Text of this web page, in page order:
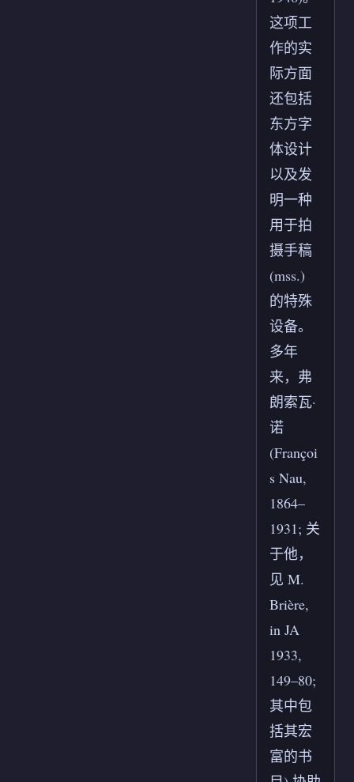
这项工
作的实
际方面
还包括
东方字
体设计
以及发
明一种
用于拍
摄手稿
(mss.)
的特殊
设备。
多年
来，弗
朗索瓦·
诺
(Françoi
s Nau,
1864–
1931; 关
于他，
见 M.
Brière,
in JA
1933,
149–80;
其中包
括其宏
富的书